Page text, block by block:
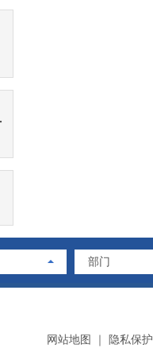
部门
网站地图 ｜ 隐私保护